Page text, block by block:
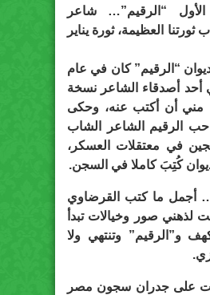
الأول “الرقيم”… شاعر
العظيمة، ثورة يناير
“الرقيم” كان في عام
لي أحد أصدقاء الشاعر نسخة
مني أن أكتب عنه، وحكى
الرقيم الشاعر الشاب
في معتقلات العسكر،
كُتِبَ كاملا في السجن.
… أجمل ما كتب القرضاوي
لذهني صور وخيالات تبدأ
و”الرقيم” وتنتهي ولا
على جدران سجون مصر